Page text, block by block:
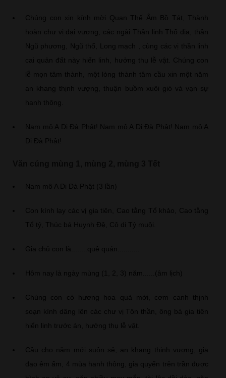
Chúng con xin kính mời Quan Thế Âm Bồ Tát, Thành
hoàn chư vị đại vương, các ngài Thần linh Thổ địa, thần
Ngũ phương, Ngũ thổ, Long mạch , cùng các vị thần linh
cai quản đất này hiển linh, hưởng thụ lễ vật. Chúng con
lễ mọn tâm thành, một lòng thành tâm cầu xin một năm
an khang thịnh vượng, thuận buồm xuôi gió và vạn sự
hanh thông.
Nam mô A Di Đà Phật! Nam mô A Di Đà Phật! Nam mô A
Di Đà Phật!
Nam mô A Di Đà Phật (3 lần)
Con kính lạy các vị gia tiên, Cao tằng Tổ khảo, Cao tằng
Tổ tỷ, Thúc bá Huynh Đệ, Cô di Tỷ muội.
Gia chủ con là........quê quán...........
Hôm nay là ngày mùng (1, 2, 3) năm......(âm lịch)
Chúng con có hương hoa quả mới, cơm canh thịnh
soạn kính dâng lên các chư vị Tôn thần, ông bà gia tiên
hiển linh trước án, hưởng thụ lễ vật.
Cầu cho năm mới suôn sẻ, an khang thịnh vượng, gia
đạo êm ấm, 4 mùa hanh thông, gia quyến trên trần được